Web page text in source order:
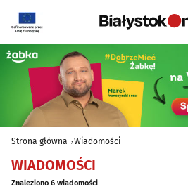
Strona główna Wiadomości
WIADOMOŚCI
Znaleziono 6 wiadomości